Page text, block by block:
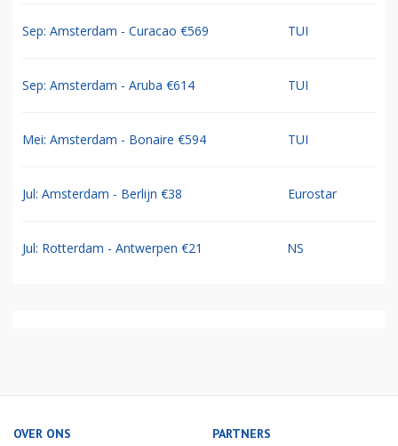
Sep: Amsterdam - Curacao €569 TUI
Sep: Amsterdam - Aruba €614 TUI
Mei: Amsterdam - Bonaire €594 TUI
Jul: Amsterdam - Berlijn €38 Eurostar
Jul: Rotterdam - Antwerpen €21 NS
OVER ONS PARTNERS